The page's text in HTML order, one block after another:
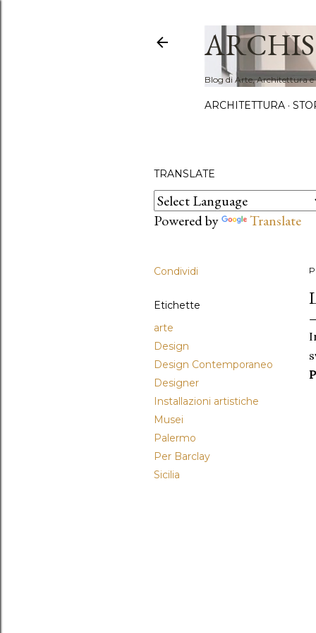
Blog di Arte, Architettura e
ARCHITETTURA
TRANSLATE
Powered by Translate
Condividi
Etichette
arte
Design
Design Contemporaneo
Designer
Installazioni artistiche
Musei
Palermo
Per Barclay
Sicilia